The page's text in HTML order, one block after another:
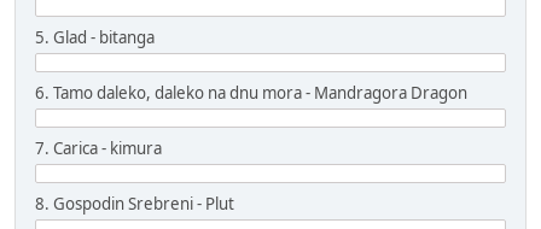
5. Glad - bitanga
6. Tamo daleko, daleko na dnu mora - Mandragora Dragon
7. Carica - kimura
8. Gospodin Srebreni - Plut